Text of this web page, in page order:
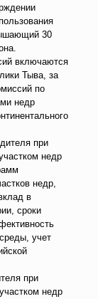
30
включаются
Тыва, за
по
недр
при
недр
недр,
в
сроки
учет
при
недр